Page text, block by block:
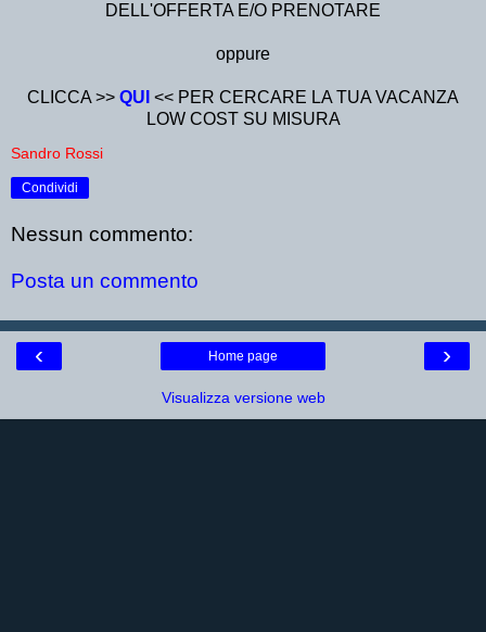
DELL'OFFERTA E/O PRENOTARE
oppure
CLICCA >> QUI << PER CERCARE LA TUA VACANZA
LOW COST SU MISURA
Sandro Rossi
Condividi
Nessun commento:
Posta un commento
‹ ›
Home page
Visualizza versione web